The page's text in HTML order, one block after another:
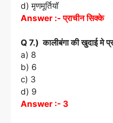
d) मृणमूर्तियॉ
Answer :- प्राचीन सिक्के
Q 7.) कालीबंगा की खुदाई मे
a) 8
b) 6
c) 3
d) 9
Answer :- 3